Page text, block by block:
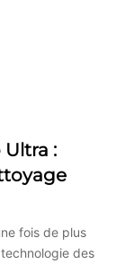
Ultra :
fois de plus
des